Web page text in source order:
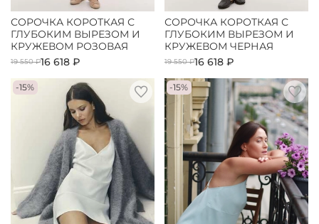
СОРОЧКА КОРОТКАЯ С
ГЛУБОКИМ ВЫРЕЗОМ И
КРУЖЕВОМ РОЗОВАЯ
19 550 ₽16 618 ₽
СОРОЧКА КОРОТКАЯ С
ГЛУБОКИМ ВЫРЕЗОМ И
КРУЖЕВОМ ЧЕРНАЯ
19 550 ₽16 618 ₽
-15% -15%